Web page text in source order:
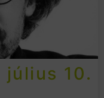
július 10.